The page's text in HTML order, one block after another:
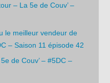
– La 5e de Couv’ –
le meilleur vendeur de
– Saison 11 épisode 42
de Couv’ – #5DC –